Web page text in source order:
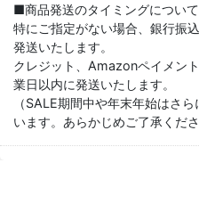
■商品発送のタイミングについて
特にご指定がない場合、銀行振
発送いたします。
クレジット、Amazonペイメン
業日以内に発送いたします。
（SALE期間中や年末年始はさ
います。あらかじめご了承くださ